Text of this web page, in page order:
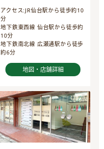
アクセス:JR仙台駅から徒歩約10
分
地下鉄東西線 仙台駅から徒歩約
10分
地下鉄南北線 広瀬通駅から徒歩
約6分
地図・店舗詳細